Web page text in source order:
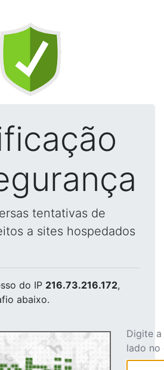
tentativas de
a sites hospedados
do IP 216.73.216.172,
abaixo.
Digite
lado no